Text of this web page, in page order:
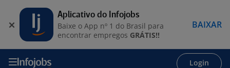
Login
Aplicativo do Infojobs
Baixe o App nº 1 do Brasil para
encontrar empregos GRÁTIS!!
BAIXAR